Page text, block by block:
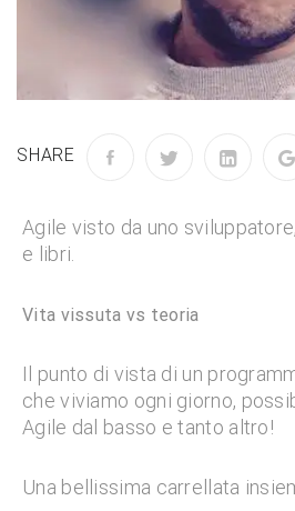
SHARE
Agile visto da uno
e libri.
Vita vissuta vs teoria
Il punto di vista di un
che viviamo ogni giorno,
Agile dal basso e tanto altro!
Una bellissima carrellata